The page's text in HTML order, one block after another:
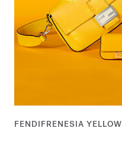
FENDIFRENESIA YELLOW